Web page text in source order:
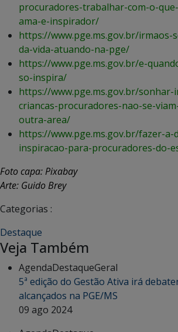
procuradores-trabalhar-com-o-
ama-e-inspirador/
https://www.pge.ms.gov.br/irmaos-
da-vida-atuando-na-pge/
https://www.pge.ms.gov.br/e-
so-inspira/
https://www.pge.ms.gov.br/sonhar-
criancas-procuradores-nao-se-
outra-area/
https://www.pge.ms.gov.br/fazer-a-
inspiracao-para-procuradores-do-
Foto capa: Pixabay
Arte: Guido Brey
Categorias :
Destaque
Veja Também
AgendaDestaqueGeral
5ª edição do Gestão Ativa irá
alcançados na PGE/MS
09 ago 2024